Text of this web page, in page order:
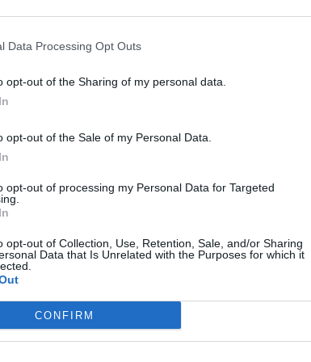
Data Processing Opt Outs
opt-out of the Sharing of my personal data.
opt-out of the Sale of my Personal Data.
opt-out of processing my Personal Data for Targeted
opt-out of Collection, Use, Retention, Sale, and/or Sharing
Data that Is Unrelated with the Purposes for which it
CONFIRM
θα σημειωθεί και σε τμήμα της
Γιάννη Αποστολάκη και στις γύρω
Γεωργίου Καρέλια.
13:00
- Νέστορος.
15:00